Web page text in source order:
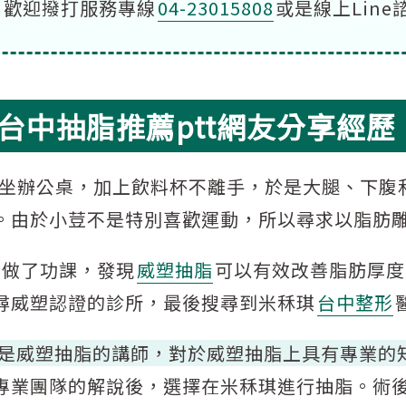
迎撥打服務專線04-23015808或是線上Line
中抽脂推薦ptt網友分享經歷
辦公桌，加上飲料杯不離手，於是大腿、下
於小荳不是特別喜歡運動，所以尋求以脂肪
了功課，發現威塑抽脂可以有效改善脂肪厚
塑認證的診所，最後搜尋到米秝琪 台中整形
威塑抽脂的講師，對於威塑抽脂上具有專業的
團隊的解說後，選擇在米秝琪進行抽脂。術